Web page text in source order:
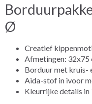
Ø
Creatief
Afmetingen: 32x75
Borduur met kruis-
Aida-stof in ivoor
Kleurrijke details in